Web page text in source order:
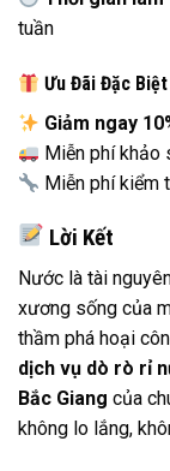
tuần
Ưu Đãi Đặc
Giảm ngay
Miễn phí khảo
Miễn phí kiểm
Lời Kết
Nước là tài
xương sống của
thầm phá hoại
dịch vụ dò rò rỉ
Bắc Giang của
không lo lắng,